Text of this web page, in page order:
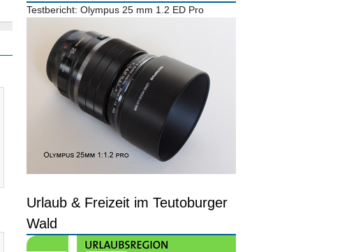
Testbericht: Olympus 25 mm 1.2 ED Pro
Urlaub & Freizeit im Teutoburger
Wald